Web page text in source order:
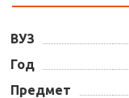
ВУЗ
Год
Предмет